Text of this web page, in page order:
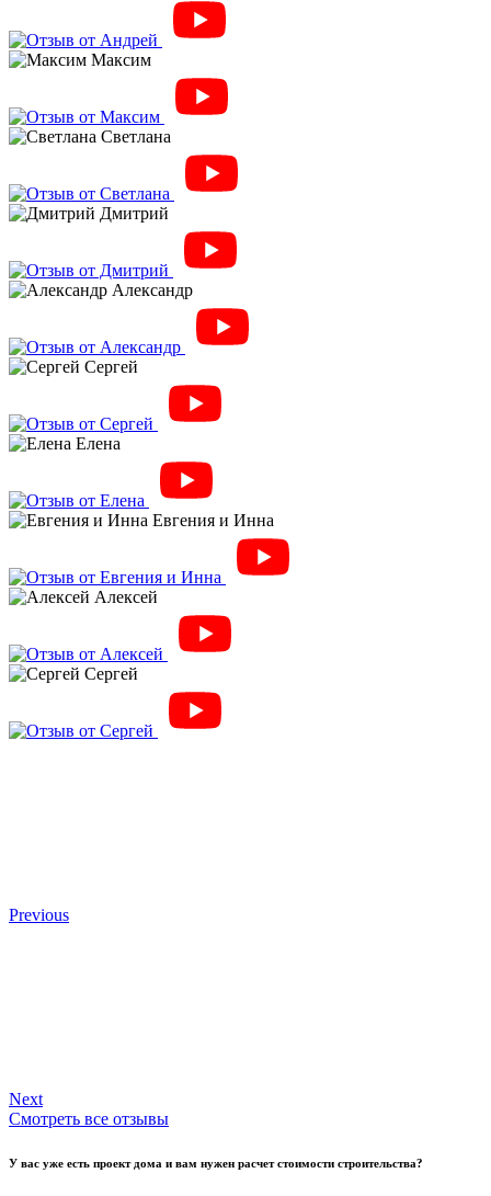
Максим
Светлана
Дмитрий
Александр
Сергей
Елена
Евгения и Инна
Алексей
Сергей
Previous
Next
Смотреть все отзывы
У вас уже есть проект дома и вам нужен расчет стоимости строительства?